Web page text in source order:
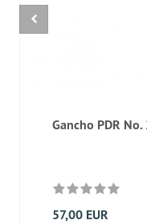
Gancho PDR
57,00 EUR